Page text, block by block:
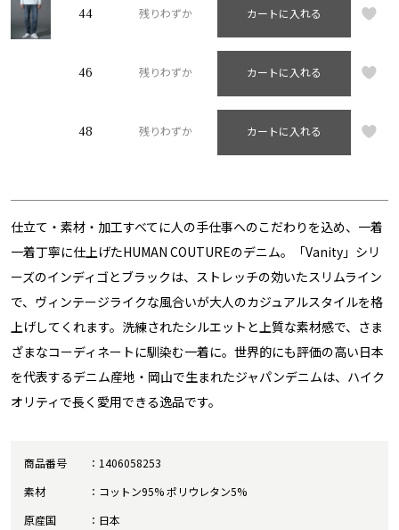
44 残りわずか カートに入れる
46 残りわずか カートに入れる
48 残りわずか カートに入れる
仕立て・素材・加工すべてに人の手仕事へのこだわりを込め、一着
一着丁寧に仕上げたHUMAN COUTUREのデニム。「Vanity」シリ
ーズのインディゴとブラックは、ストレッチの効いたスリムライン
で、ヴィンテージライクな風合いが大人のカジュアルスタイルを格
上げしてくれます。洗練されたシルエットと上質な素材感で、さま
ざまなコーディネートに馴染む一着に。世界的にも評価の高い日本
を代表するデニム産地・岡山で生まれたジャパンデニムは、ハイク
オリティで長く愛用できる逸品です。
商品番号
1406058253
素材
コットン95% ポリウレタン5%
原産国
日本